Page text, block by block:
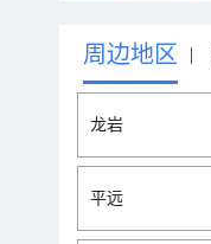
周边地区 |
龙岩
平远